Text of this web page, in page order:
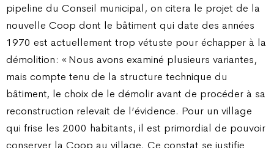
pipeline du Conseil municipal, on citera le projet de la
nouvelle Coop dont le bâtiment qui date des années
1970 est actuellement trop vétuste pour échapper à la
démolition : « Nous avons examiné plusieurs variantes,
mais compte tenu de la structure technique du
bâtiment, le choix de le démolir avant de procéder à sa
reconstruction relevait de l’évidence. Pour un village
qui frise les 2000 habitants, il est primordial de pouvoir
conserver la Coop au village. Ce constat se justifie